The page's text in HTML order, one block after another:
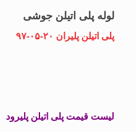
لوله پلی اتیلن جوشی
پلی اتیلن پلیران ۲۰-۰۵-۹۷
لیست قیمت پلی اتیلن پلیرود